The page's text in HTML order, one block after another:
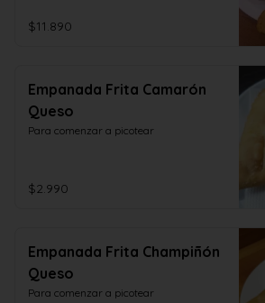
$11.890
Empanada Frita Camarón
Queso
Para comenzar a picotear
$2.990
Empanada Frita Champiñón
Queso
Para comenzar a picotear